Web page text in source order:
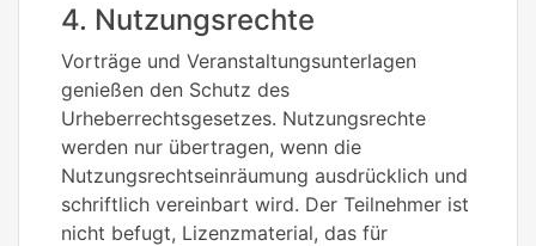
4. Nutzungsrechte
Vorträge und Veranstaltungsunterlagen
genießen den Schutz des
Urheberrechtsgesetzes. Nutzungsrechte
werden nur übertragen, wenn die
Nutzungsrechtseinräumung ausdrücklich und
schriftlich vereinbart wird. Der Teilnehmer ist
nicht befugt, Lizenzmaterial, das für